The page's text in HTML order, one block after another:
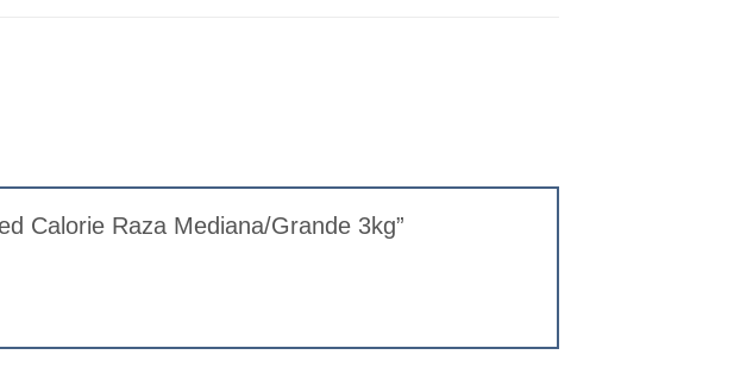
Calorie Raza Mediana/Grande 3kg”